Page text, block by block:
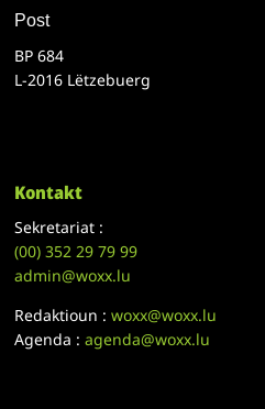
Post
BP 684
L-2016 Lëtzebuerg
Kontakt
Sekretariat :
(00)352 29 79 99
admin@woxx.lu
Redaktioun :woxx@woxx.lu
Agenda :agenda@woxx.lu